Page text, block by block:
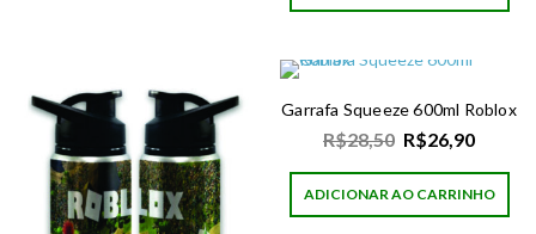
Garrafa Squeeze 600ml Roblox
R$28,50 R$26,90
ADICIONAR AO CARRINHO